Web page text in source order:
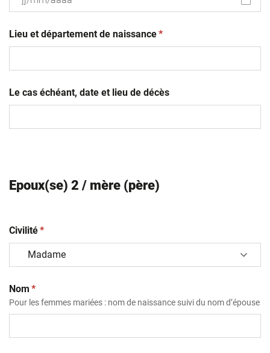
slash
MM
Lieu et département de naissance(obligatoire)
*
Le cas échéant, date et lieu de décès
Epoux(se) 2 / mère (père)
Civilité(obligatoire)
*
Nom (obligatoire)
*
Pour les femmes mariées : nom de naissance suivi du nom d’épouse